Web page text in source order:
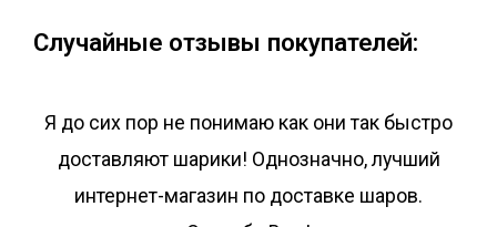
Случайные отзывы покупателей:
Я до сих пор не понимаю как они так быстро
доставляют шарики! Однозначно, лучший
интернет-магазин по доставке шаров.